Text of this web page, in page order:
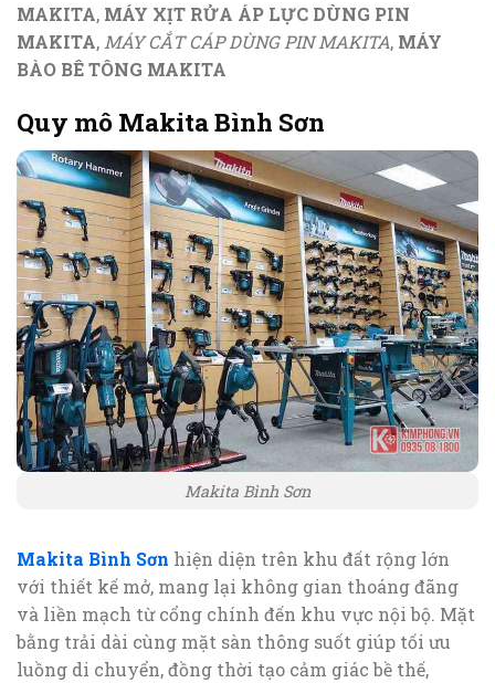
MAKITA, MÁY XỊT RỬA ÁP LỰC DÙNG PIN
MAKITA, MÁY CẮT CÁP DÙNG PIN MAKITA, MÁY
BÀO BÊ TÔNG MAKITA
Quy mô Makita Bình Sơn
Makita Bình Sơn
Makita Bình Sơn hiện diện trên khu đất rộng lớn
với thiết kế mở, mang lại không gian thoáng đãng
và liền mạch từ cổng chính đến khu vực nội bộ. Mặt
bằng trải dài cùng mặt sàn thông suốt giúp tối ưu
luồng di chuyển, đồng thời tạo cảm giác bề thế,